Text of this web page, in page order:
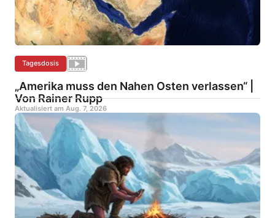
Tagesdosis
„Amerika muss den Nahen Osten verlassen“ |
Von Rainer Rupp
Aktualisiert am Aug. 7, 2026